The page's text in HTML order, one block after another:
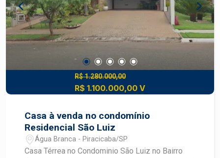
desenvolvimento do mercado imobiliário de
Piracicaba. Agende sua visita.
R$ 1.280.000,00
R$ 1.100.000,00 V
Casa à venda no condomínio
Residencial São Luiz
Água Branca - Piracicaba/SP
Casa Térrea no Condominio São Luiz no Bairro